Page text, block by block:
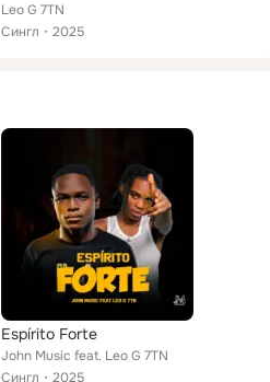
Leo G 7TN
Сингл
2025
Espírito Forte
John Music feat. Leo G 7TN
Сингл
2025